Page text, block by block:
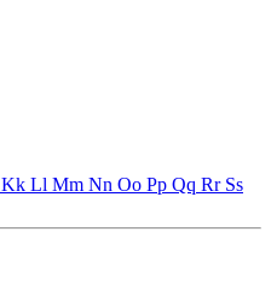
Kk Ll Mm Nn Oo Pp Qq Rr Ss